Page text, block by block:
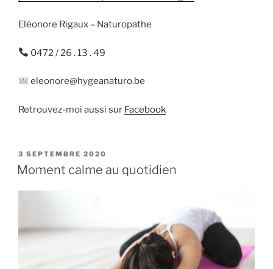
Eléonore Rigaux – Naturopathe
0472 / 26 . 13 . 49
eleonore@hygeanaturo.be
Retrouvez-moi aussi sur Facebook
PUBLIÉ
LE
3 SEPTEMBRE 2020
Moment calme au quotidien